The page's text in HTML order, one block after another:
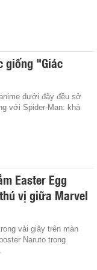
giống "Giác
dưới đây đều sở
với Spider-Man: khả
Easter Egg
vị giữa Marvel
vài giây trên màn
Naruto trong